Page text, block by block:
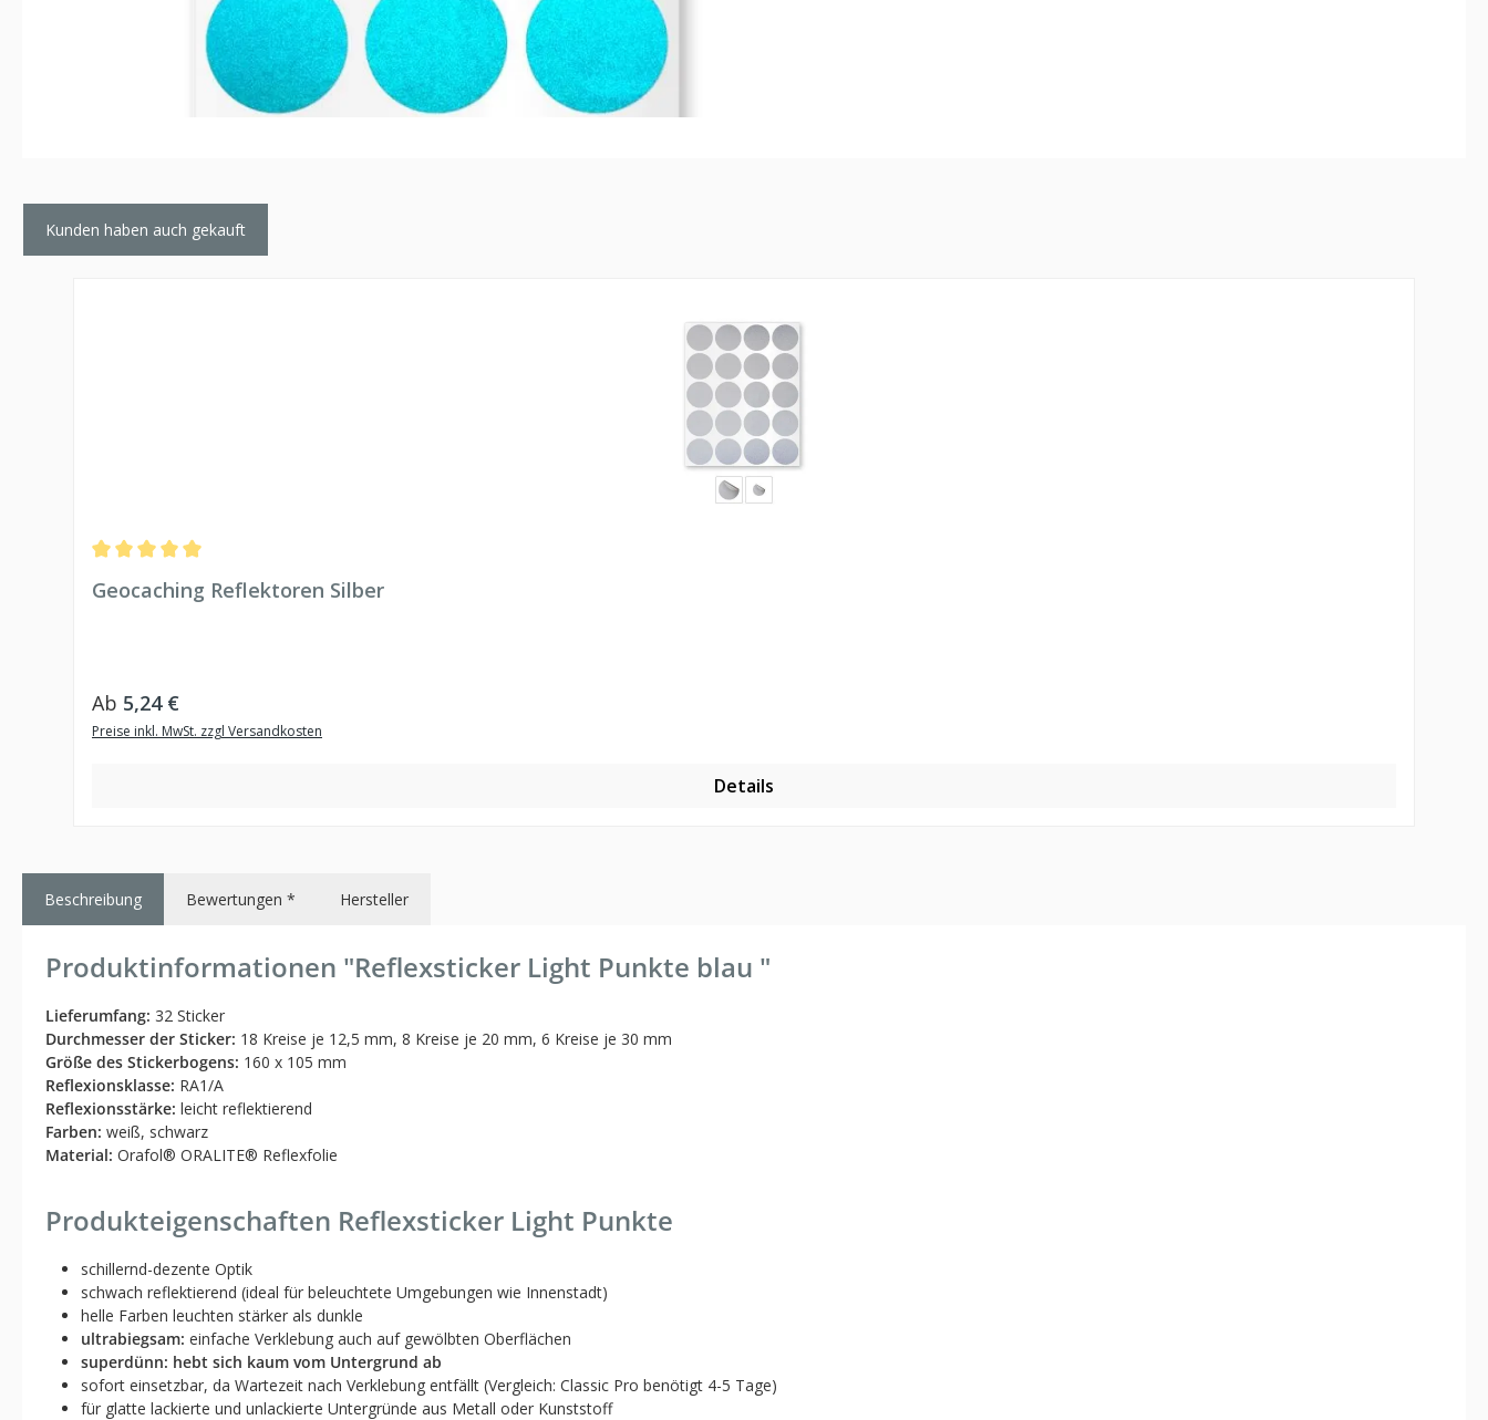
Kunden haben auch gekauft
Geocaching Reflektoren Silber
Regulärer Preis:
Ab 5,24 €
Preise inkl. MwSt. zzgl Versandkosten
Details
Beschreibung Bewertungen * Hersteller
Produktinformationen "Reflexsticker Light Punkte blau "
Lieferumfang: 32 Sticker
Durchmesser der Sticker: 18 Kreise je 12,5 mm, 8 Kreise je 20 mm, 6 Kreise je 30 mm
Größe des Stickerbogens: 160 x 105 mm
Reflexionsklasse: RA1/A
Reflexionsstärke: leicht reflektierend
Farben: weiß, schwarz
Material: Orafol® ORALITE® Reflexfolie
Produkteigenschaften Reflexsticker Light Punkte
schillernd-dezente Optik
schwach reflektierend (ideal für beleuchtete Umgebungen wie Innenstadt)
helle Farben leuchten stärker als dunkle
ultrabiegsam: einfache Verklebung auch auf gewölbten Oberflächen
superdünn: hebt sich kaum vom Untergrund ab
sofort einsetzbar, da Wartezeit nach Verklebung entfällt (Vergleich: Classic Pro benötigt 4-5 Tage)
für glatte lackierte und unlackierte Untergründe aus Metall oder Kunststoff